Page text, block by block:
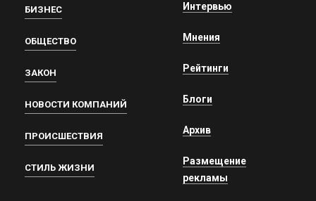
БИЗНЕС
ОБЩЕСТВО
ЗАКОН
НОВОСТИ КОМПАНИЙ
ПРОИСШЕСТВИЯ
СТИЛЬ ЖИЗНИ
Интервью
Мнения
Рейтинги
Блоги
Архив
Размещение
рекламы